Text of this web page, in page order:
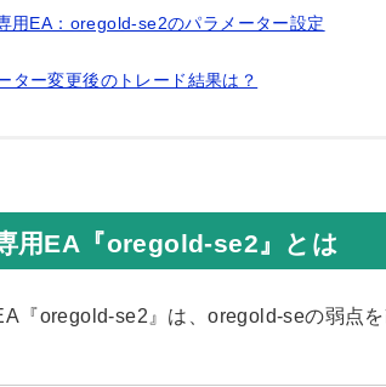
用EA：oregold-se2のパラメーター設定
ター変更後のトレード結果は？
用EA『oregold-se2』とは
『oregold-se2』は、oregold-seの弱点を